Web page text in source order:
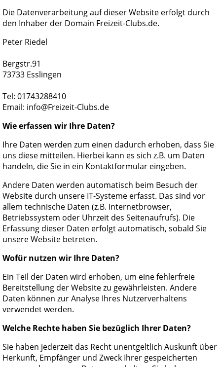
Die Datenverarbeitung auf dieser Website erfolgt durch
den Inhaber der Domain Freizeit-Clubs.de.
Peter Riedel
Bergstr.91
73733 Esslingen
Tel: 01743288410
Email: info@Freizeit-Clubs.de
Wie erfassen wir Ihre Daten?
Ihre Daten werden zum einen dadurch erhoben, dass Sie
uns diese mitteilen. Hierbei kann es sich z.B. um Daten
handeln, die Sie in ein Kontaktformular eingeben.
Andere Daten werden automatisch beim Besuch der
Website durch unsere IT-Systeme erfasst. Das sind vor
allem technische Daten (z.B. Internetbrowser,
Betriebssystem oder Uhrzeit des Seitenaufrufs). Die
Erfassung dieser Daten erfolgt automatisch, sobald Sie
unsere Website betreten.
Wofür nutzen wir Ihre Daten?
Ein Teil der Daten wird erhoben, um eine fehlerfreie
Bereitstellung der Website zu gewährleisten. Andere
Daten können zur Analyse Ihres Nutzerverhaltens
verwendet werden.
Welche Rechte haben Sie bezüglich Ihrer Daten?
Sie haben jederzeit das Recht unentgeltlich Auskunft über
Herkunft, Empfänger und Zweck Ihrer gespeicherten